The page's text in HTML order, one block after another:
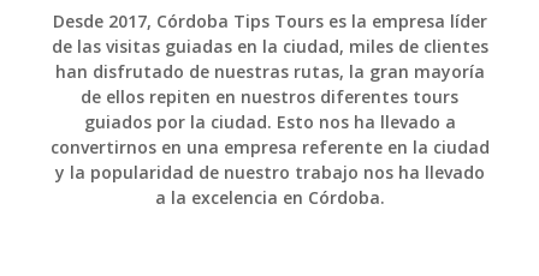
Desde 2017, Córdoba Tips Tours es la empresa líder
de las visitas guiadas en la ciudad, miles de clientes
han disfrutado de nuestras rutas, la gran mayoría
de ellos repiten en nuestros diferentes tours
guiados por la ciudad. Esto nos ha llevado a
convertirnos en una empresa referente en la ciudad
y la popularidad de nuestro trabajo nos ha llevado
a la excelencia en Córdoba.